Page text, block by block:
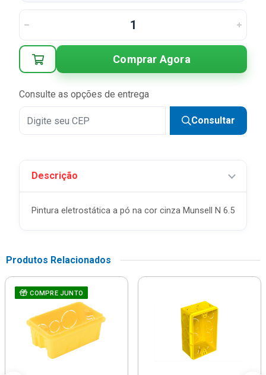
Comprar Agora
Consulte as opções de entrega
Consultar
Descrição
Pintura eletrostática a pó na cor cinza Munsell N 6.5
Produtos Relacionados
COMPRE JUNTO